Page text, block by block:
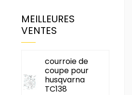
MEILLEURES
VENTES
courroie de
coupe pour
husqvarna
TC138